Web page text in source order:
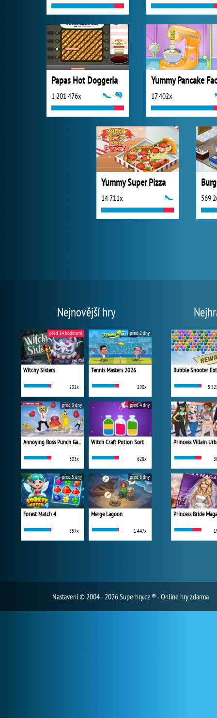
Papas Hot Doggeria
1 201 476x 17 402x
Yummy Super Pizza
14 711x 569
Nejnovější hry
Witchy Sisters
232x
před 14 hodinami
Tennis Masters 2026
290x
před 2 dny
Annoying Boss Punch Game
303x
před 3 dny
Witch Craft Potion Sort
628x
před 4 dny
Forest Match 4
857x
před 5 dny
Merge Lagoon
1 447x
před 6 dny
Bubble Shooter
5
Princess Bride
Nastavení© 2004 - 2026 Superhry.cz ® - Online hry zdarma